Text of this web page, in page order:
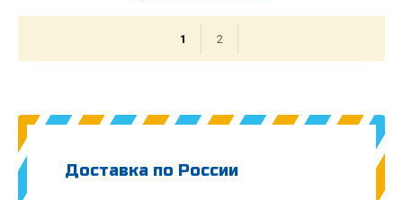
1 2
Доставка по России